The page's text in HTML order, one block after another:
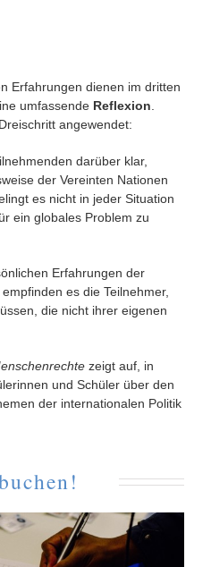
Erfahrungen dienen im dritten
umfassende Reflexion.
angewendet:
darüber klar,
der Vereinten Nationen
es nicht in jeder Situation
ein globales Problem zu
Erfahrungen der
es die Teilnehmer,
die nicht ihrer eigenen
zeigt auf, in
und Schüler über den
der internationalen Politik